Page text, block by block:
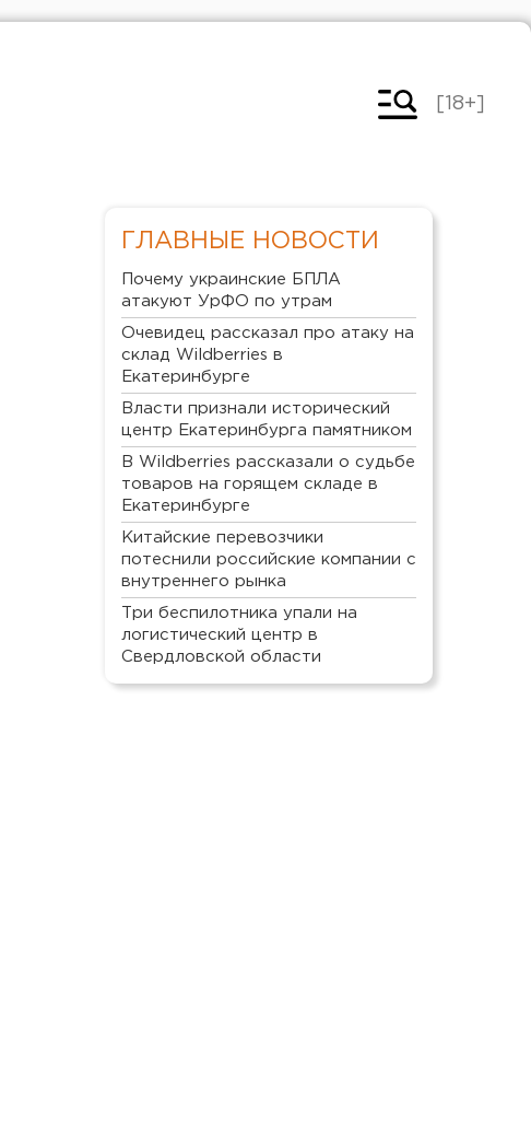
[18+]
ГЛАВНЫЕ НОВОСТИ
Почему украинские БПЛА
атакуют УрФО по утрам
Очевидец рассказал про атаку на
склад Wildberries в
Екатеринбурге
Власти признали исторический
центр Екатеринбурга памятником
В Wildberries рассказали о судьбе
товаров на горящем складе в
Екатеринбурге
Китайские перевозчики
потеснили российские компании с
внутреннего рынка
Три беспилотника упали на
логистический центр в
Свердловской области